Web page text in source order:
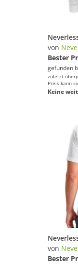
von
Bester
gefunden
zuletzt
Preis kann
Keine
von
Bester